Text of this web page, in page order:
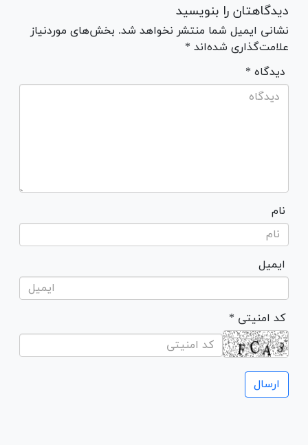
دیدگاهتان را بنویسید
نشانی ایمیل شما منتشر نخواهد شد. بخش‌های موردنیاز
علامت‌گذاری شده‌اند *
* دیدگاه
نام
ایمیل
* کد امنیتی